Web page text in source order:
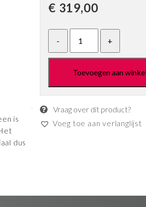
is
dus
€ 319,00
Toevoegen aan
Vraag over dit product?
Voeg toe aan verlanglijst